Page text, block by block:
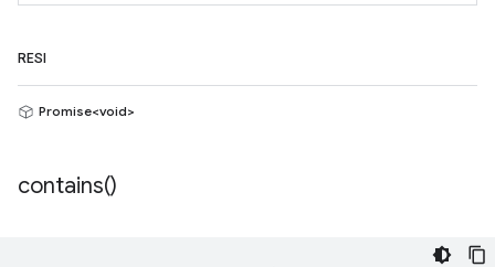
RESI
Promise<void>
contains()